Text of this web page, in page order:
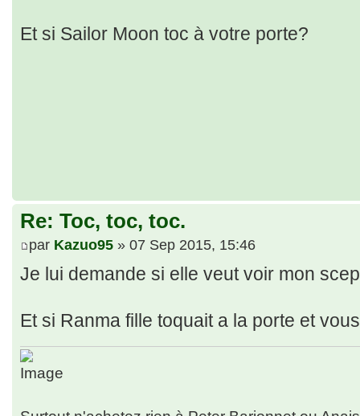
Et si Sailor Moon toc à votre porte?
Re: Toc, toc, toc.
par Kazuo95 » 07 Sep 2015, 15:46
Je lui demande si elle veut voir mon
Et si Ranma fille toquait a la porte et